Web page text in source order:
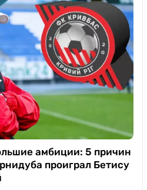
амбиции: 5 причин
проиграл Бетису